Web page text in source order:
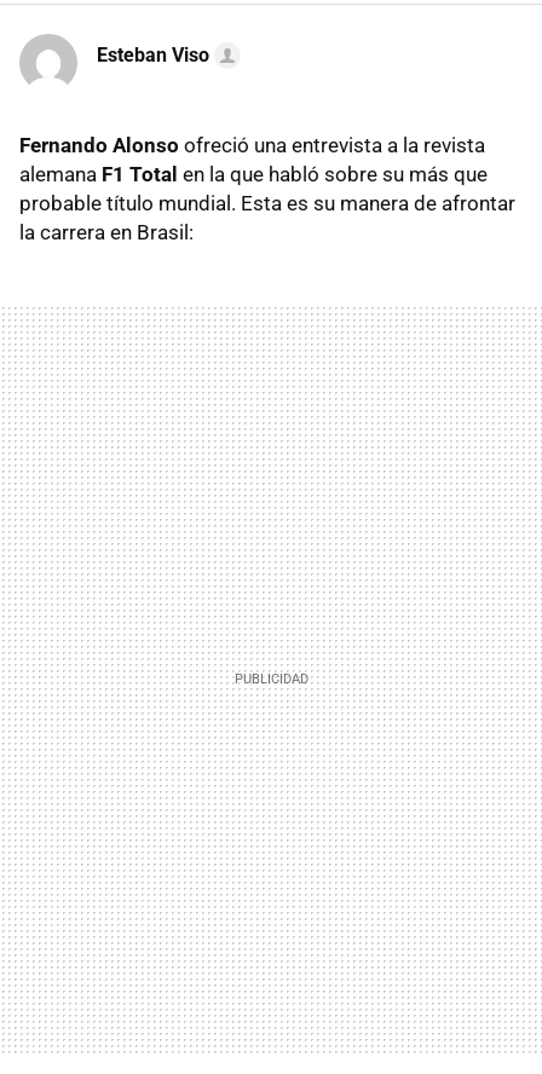
Esteban Viso
Fernando Alonso ofreció una entrevista a la revista
alemana F1 Total en la que habló sobre su más que
probable título mundial. Esta es su manera de afrontar
la carrera en Brasil: